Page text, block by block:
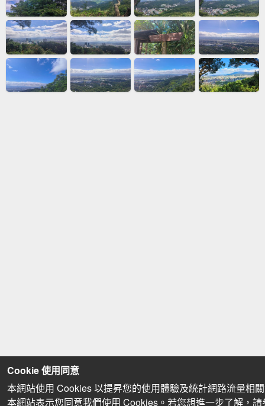
Cookie 使用同意
本網站使用 Cookies 以提昇您的使用體驗及統計網路流量相
本網站表示您同意我們使用 Cookies。若您想進一步了解，